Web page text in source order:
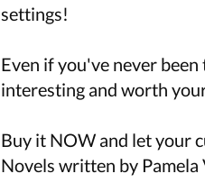
settings!
Even if you've never
interesting and worth
Buy it NOW and let your
Novels written by Pamela